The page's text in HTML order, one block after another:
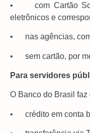
• com Cartão
eletrônicos e
• nas agências, com
• sem cartão, por
Para servidores
O Banco do Brasil faz
• crédito em conta